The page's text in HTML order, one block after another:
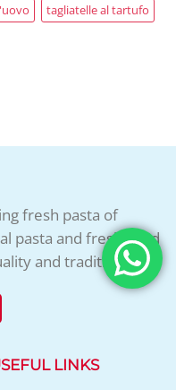
tagliatelle al tartufo
fresh pasta of
pasta and fresh filled
and tradition!
LINKS